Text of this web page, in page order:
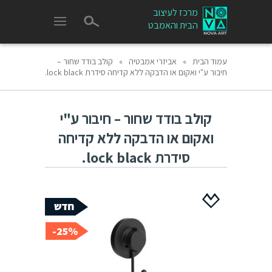
מרכז לעיצוב
הבית והאמבט
עמוד הבית » אביזרי אמבטיה »
קולב בודד שחור –
חיבור ע"י ואקום או הדבקה ללא קדיחה סידרת lock black.
קולב בודד שחור – חיבור ע"י
ואקום או הדבקה ללא קדיחה
סידרת lock black.
25%-